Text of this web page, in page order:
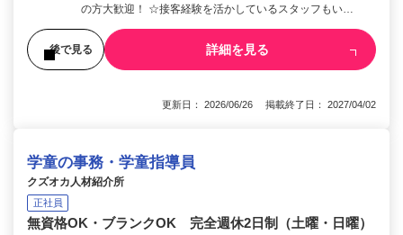
の方大歓迎！ ☆接客経験を活かしているスタッフもい…
後で見る 詳細を見る
更新日： 2026/06/26 掲載終了日： 2027/04/02
学童の事務・学童指導員
クズオカ人材紹介所
正社員
無資格OK・ブランクOK 完全週休2日制（土曜・日曜）